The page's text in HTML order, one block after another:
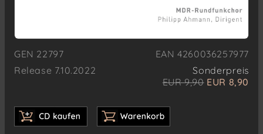
GEN 22797
EAN 4260036257977
Release 7.10.2022
Sonderpreis
EUR 9,90 EUR 8,90